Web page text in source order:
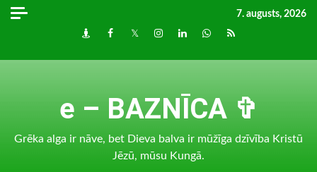
Skip
7. augusts, 2026
DraugiemFacebook
TwitterInstagram
LinkedInwhatsapp
RSS
e – BAZNĪCA ✞
Grēka alga ir nāve, bet Dieva balva ir mūžīga dzīvība Kristū
Jēzū, mūsu Kungā.